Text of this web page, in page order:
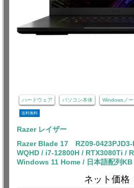
ハードウェア パソコン本体 Windowsノー
送料無料
Razer レイザー
Razer Blade 17 RZ09-
WQHD / i7-12800H / RTX3080Ti /
Windows 11 Home / 日本語配列KB
ネット価格